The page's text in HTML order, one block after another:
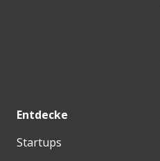
Entdecke
Startups